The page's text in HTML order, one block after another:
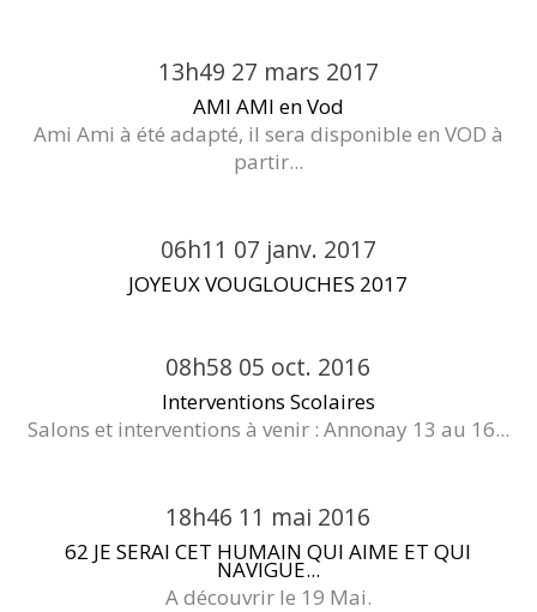
13h49 27 mars 2017
AMI AMI en Vod
Ami Ami à été adapté, il sera disponible en VOD à
partir...
06h11 07 janv. 2017
JOYEUX VOUGLOUCHES 2017
08h58 05 oct. 2016
Interventions Scolaires
Salons et interventions à venir : Annonay 13 au 16...
18h46 11 mai 2016
62 JE SERAI CET HUMAIN QUI AIME ET QUI
NAVIGUE...
A découvrir le 19 Mai.